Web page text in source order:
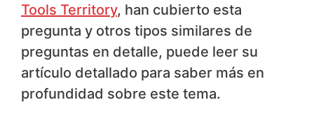
Tools Territory, han cubierto esta
pregunta y otros tipos similares de
preguntas en detalle, puede leer su
artículo detallado para saber más en
profundidad sobre este tema.